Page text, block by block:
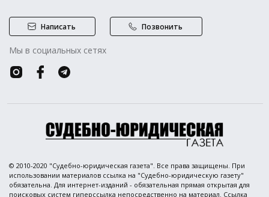
Написать Позвонить
Мы в социальных сетях
© 2010-2020 "Судебно-юридическая газета". Все права защищены. При
использовании материалов ссылка на "Судебно-юридическую газету"
обязательна. Для интернет-изданий - обязательная прямая открытая для
поисковых систем гиперссылка непосредственно на материал. Ссылка